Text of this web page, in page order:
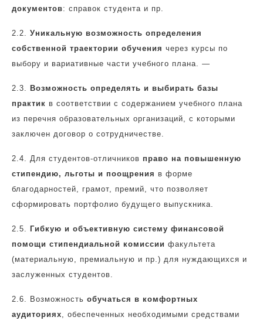
документов: справок студента и пр.
2.2. Уникальную возможность определения
собственной траектории обучения через курсы по
выбору и вариативные части учебного плана. —
2.3. Возможность определять и выбирать базы
практик в соответствии с содержанием учебного плана
из перечня образовательных организаций, с которыми
заключен договор о сотрудничестве.
2.4. Для студентов-отличников право на повышенную
стипендию, льготы и поощрения в форме
благодарностей, грамот, премий, что позволяет
сформировать портфолио будущего выпускника.
2.5. Гибкую и объективную систему финансовой
помощи стипендиальной комиссии факультета
(материальную, премиальную и пр.) для нуждающихся и
заслуженных студентов.
2.6. Возможность обучаться в комфортных
аудиториях, обеспеченных необходимыми средствами